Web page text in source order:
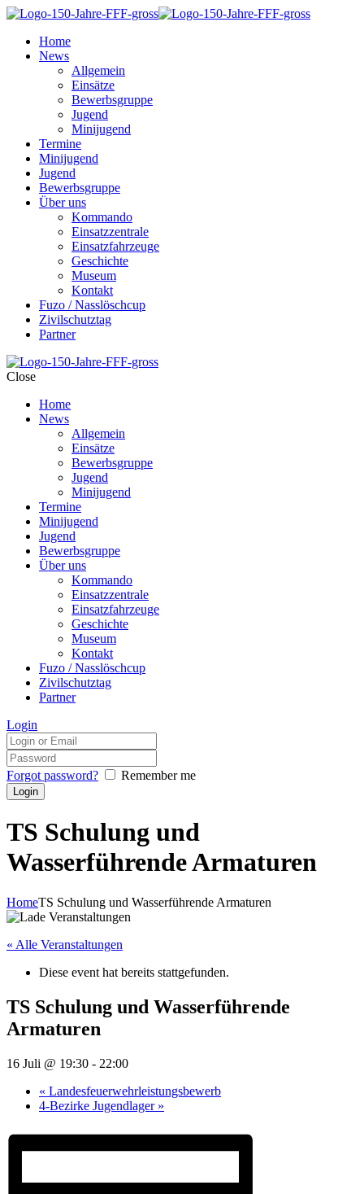
Home
News
Allgemein
Einsätze
Bewerbsgruppe
Jugend
Minijugend
Termine
Minijugend
Jugend
Bewerbsgruppe
Über uns
Kommando
Einsatzzentrale
Einsatzfahrzeuge
Geschichte
Museum
Kontakt
Fuzo / Nasslöschcup
Zivilschutztag
Partner
Close
Home
News
Allgemein
Einsätze
Bewerbsgruppe
Jugend
Minijugend
Termine
Minijugend
Jugend
Bewerbsgruppe
Über uns
Kommando
Einsatzzentrale
Einsatzfahrzeuge
Geschichte
Museum
Kontakt
Fuzo / Nasslöschcup
Zivilschutztag
Partner
Login
Forgot password? Remember me
TS Schulung und
Wasserführende Armaturen
HomeTS Schulung und Wasserführende Armaturen
« Alle Veranstaltungen
Diese event hat bereits stattgefunden.
TS Schulung und Wasserführende
Armaturen
16 Juli @ 19:30 - 22:00
« Landesfeuerwehrleistungsbewerb
4-Bezirke Jugendlager »